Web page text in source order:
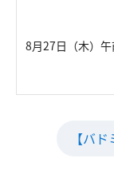
8月27日（木）午
【バ